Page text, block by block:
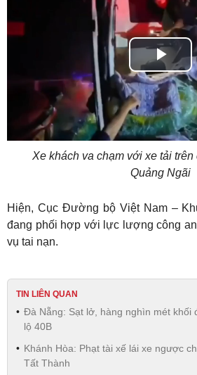
Xe khách va chạm với xe tải
Quảng Ngãi
Hiện, Cục Đường bộ Việt Nam –
đang phối hợp với lực lượng công
vụ tai nạn.
TIN LIÊN QUAN
Đà Nẵng: Sạt lở, hàng nghìn mét khối
lộ 40B
Khánh Hòa: Phạt tài xế lái xe ngược
Tất Thành